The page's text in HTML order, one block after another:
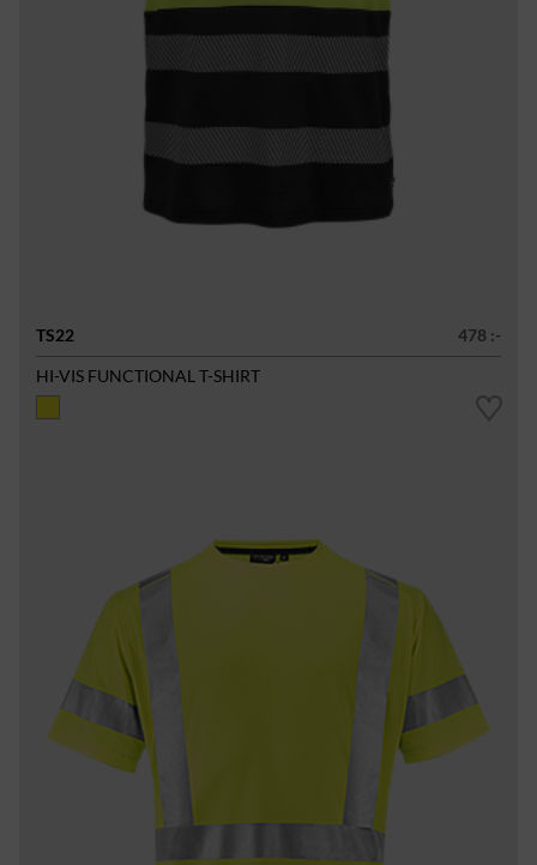
TS22
478 :-
HI-VIS FUNCTIONAL T-SHIRT